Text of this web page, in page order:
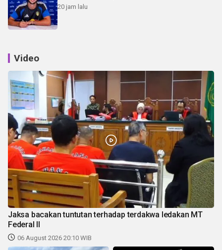
20 jam lalu
Video
Jaksa bacakan tuntutan terhadap terdakwa ledakan MT
Federal II
06 August 2026 20:10 WIB